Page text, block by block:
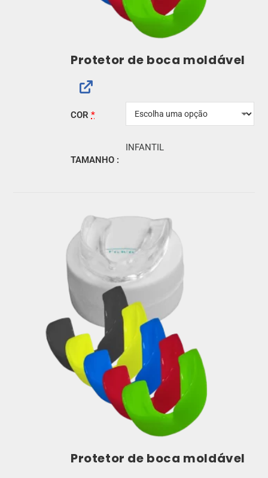
Protetor de boca moldável
COR*
TAMANHO
INFANTIL
Protetor de boca moldável